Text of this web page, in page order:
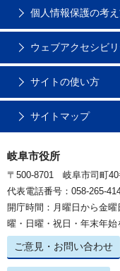
個人情報保護の考
ウェブアクセシビ
サイトの使い方
サイトマップ
岐阜市役所
〒500-8701 岐阜市司町
代表電話番号：058-265-
開庁時間：月曜日から金
曜・日曜・祝日・年末年始
ご意見・お問い合わせ